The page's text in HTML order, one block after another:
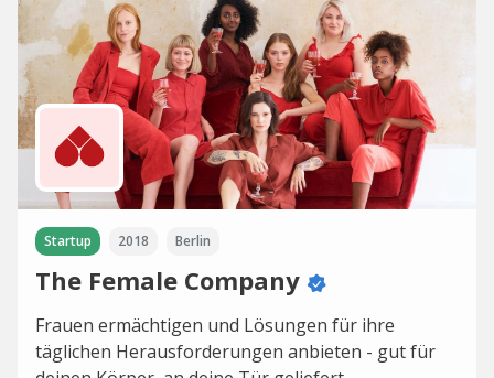
Startup 2018 Berlin
The Female Company
Frauen ermächtigen und Lösungen für ihre
täglichen Herausforderungen anbieten - gut für